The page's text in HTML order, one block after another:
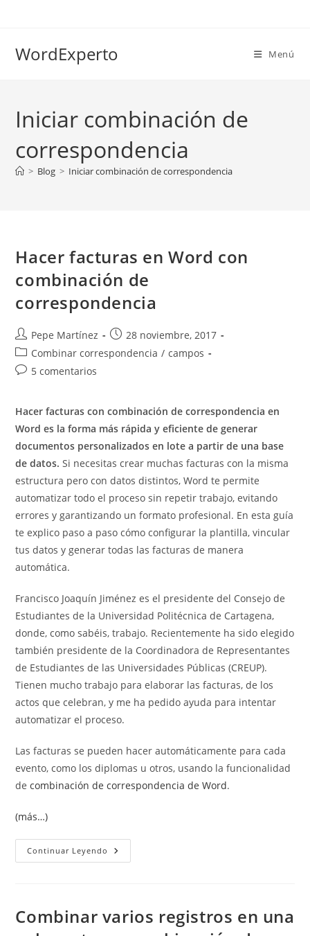
WordExperto Menú
Iniciar combinación de
correspondencia
> Blog > Iniciar combinación de correspondencia
Hacer facturas en Word con
combinación de
correspondencia
Autor
de
la
entrada:
Pepe Martínez
Publicación
de
la
28 noviembre, 2017
Categoría
de
Combinar correspondencia / campos
Comentarios
entrada:
5 comentarios
Hacer facturas con combinación de correspondencia en
Word es la forma más rápida y eficiente de generar
documentos personalizados en lote a partir de una base
de datos. Si necesitas crear muchas facturas con la misma
estructura pero con datos distintos, Word te permite
automatizar todo el proceso sin repetir trabajo, evitando
errores y garantizando un formato profesional. En esta guía
te explico paso a paso cómo configurar la plantilla, vincular
tus datos y generar todas las facturas de manera
automática.
Francisco Joaquín Jiménez es el presidente del Consejo de
Estudiantes de la Universidad Politécnica de Cartagena,
donde, como sabéis, trabajo. Recientemente ha sido elegido
también presidente de la Coordinadora de Representantes
de Estudiantes de las Universidades Públicas (CREUP).
Tienen mucho trabajo para elaborar las facturas, de los
actos que celebran, y me ha pedido ayuda para intentar
automatizar el proceso.
Las facturas se pueden hacer automáticamente para cada
evento, como los diplomas u otros, usando la funcionalidad
decombinación de correspondencia de Word.
(más…)
Continuar Leyendo Hacer
Facturas
Correspondencia
Combinar varios registros en una